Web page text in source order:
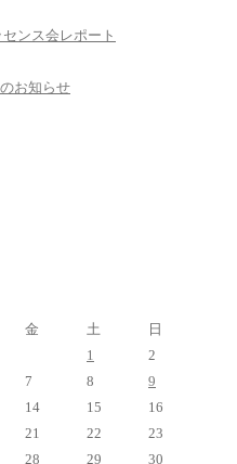
ンス会レポート
お知らせ
金 土
日
1
2
7 8
9
14 15
16
21 22
23
28 29 30